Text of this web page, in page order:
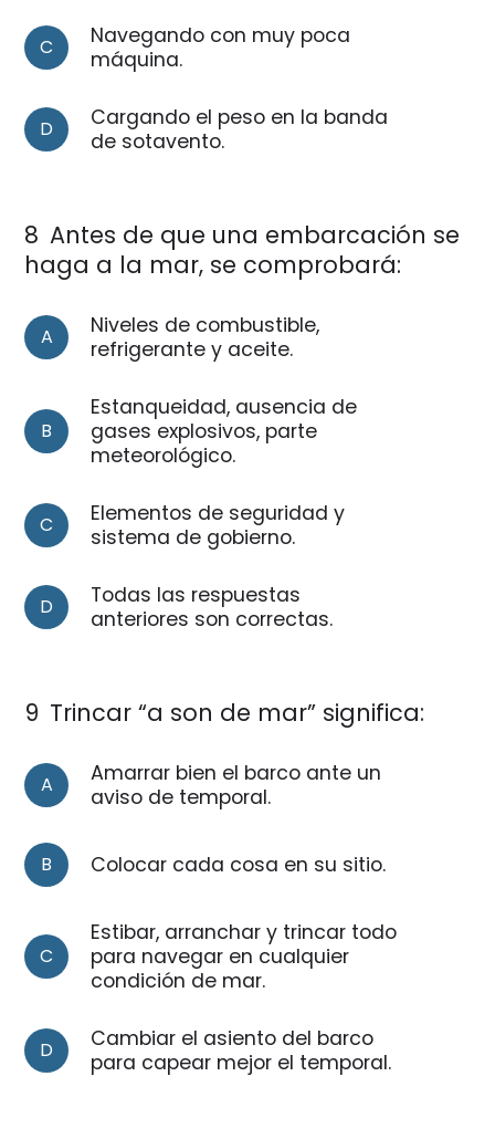
C
Navegando con muy poca
máquina.
D
Cargando el peso en la banda
de sotavento.
8 Antes de que una embarcación se
haga a la mar, se comprobará:
A
Niveles de combustible,
refrigerante y aceite.
B
Estanqueidad, ausencia de
gases explosivos, parte
meteorológico.
C
Elementos de seguridad y
sistema de gobierno.
D
Todas las respuestas
anteriores son correctas.
9 Trincar “a son de mar” significa:
A
Amarrar bien el barco ante un
aviso de temporal.
B Colocar cada cosa en su sitio.
C
Estibar, arranchar y trincar todo
para navegar en cualquier
condición de mar.
D
Cambiar el asiento del barco
para capear mejor el temporal.